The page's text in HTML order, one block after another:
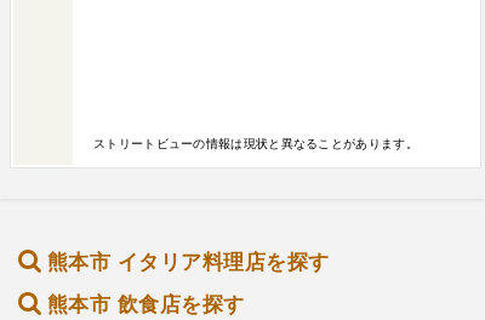
ストリートビューの情報は現状と異なることがあります。
熊本市 イタリア料理店を探す
熊本市 飲食店を探す